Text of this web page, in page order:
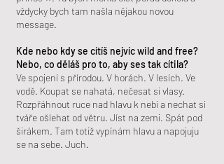
vždycky bych tam našla nějakou novou
message.
Kde nebo kdy se cítíš nejvíc wild and free?
Nebo, co děláš pro to, aby ses tak cítila?
Ve spojení s přírodou. V horách. V lesích. Ve
vodě. Koupat se nahatá, nečesat si vlasy.
Rozpřáhnout ruce nad hlavu k nebi a nechat si
tváře ošlehat od větru. Jíst na zemi. Spát pod
širákem. Tam totiž vypínám hlavu a napojuju
se na sebe. Juch.